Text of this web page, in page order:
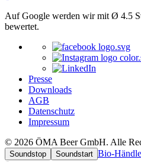
Auf Google werden wir mit Ø 4.5
bewertet.
Presse
Downloads
AGB
Datenschutz
Impressum
© 2026 ÖMA Beer GmbH. Alle
Soundstop Soundstart Bio-